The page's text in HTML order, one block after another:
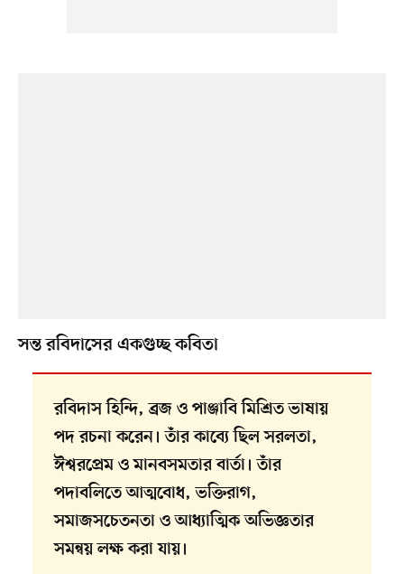
সন্ত রবিদাসের একগুচ্ছ কবিতা
রবিদাস হিন্দি, ব্রজ ও পাঞ্জাবি মিশ্রিত ভাষায়
পদ রচনা করেন। তাঁর কাব্যে ছিল সরলতা,
ঈশ্বরপ্রেম ও মানবসমতার বার্তা। তাঁর
পদাবলিতে আত্মবোধ, ভক্তিরাগ,
সমাজসচেতনতা ও আধ্যাত্মিক অভিজ্ঞতার
সমন্বয় লক্ষ করা যায়।